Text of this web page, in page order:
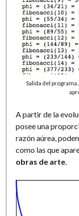
Salida del programa
A partir de la
posee una
razón aúrea,
como las que
obras de arte.